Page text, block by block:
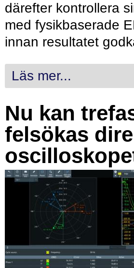
därefter kontrollera
med fysikbaserade
innan resultatet
Läs mer...
Nu kan
felsökas